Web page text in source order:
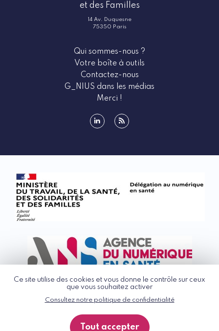
Ce site utilise des cookies et vous donne le contrôle sur ceux
que vous souhaitez activer
Consultez notre politique de confidentialité
Tout accepter
et des Familles
14 Av. Duquesne
75350 Paris
Qui sommes-nous ?
Votre boîte à outils
Contactez-nous
G_NIUS dans les médias
Merci !
© G_NIUS 2026
Politique de confidentialité